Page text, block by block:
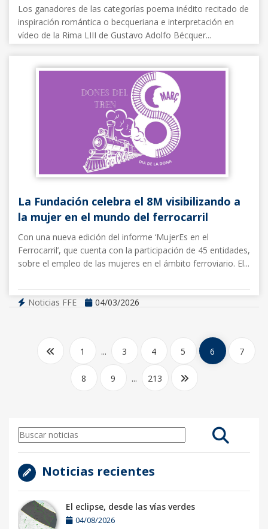
Los ganadores de las categorías poema inédito recitado de
inspiración romántica o becqueriana e interpretación en
vídeo de la Rima LIII de Gustavo Adolfo Bécquer...
Noticias FFE 05/03/2026
La Fundación celebra el 8M visibilizando a
la mujer en el mundo del ferrocarril
Con una nueva edición del informe ‘MujerEs en el
Ferrocarril’, que cuenta con la participación de 45 entidades,
sobre el empleo de las mujeres en el ámbito ferroviario. El...
Noticias FFE 04/03/2026
1 ... 3 4 5 6 7
8 9 ... 213
Noticias recientes
El eclipse, desde las vías verdes
04/08/2026